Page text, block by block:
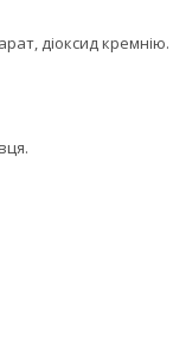
діоксид кремнію.